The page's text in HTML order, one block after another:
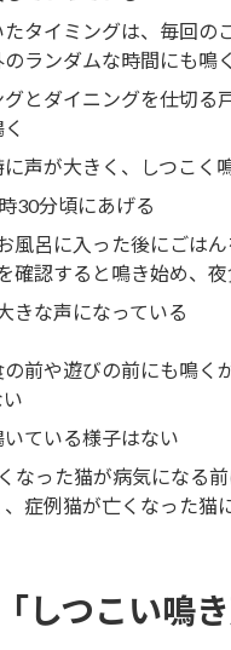
タイミングは、毎回の
ランダムな時間にも鳴
グとダイニングを仕切る
声が大きく、しつこく
30分頃にあげる
風呂に入った後にごは
確認すると鳴き始め、
きな声になっている
前や遊びの前にも鳴く
ている様子はない
なった猫が病気になる
、症例猫が亡くなった猫
しつこい鳴